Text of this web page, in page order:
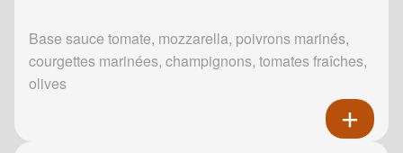
Base sauce tomate, mozzarella, poivrons marinés,
courgettes marinées, champignons, tomates fraîches,
olives